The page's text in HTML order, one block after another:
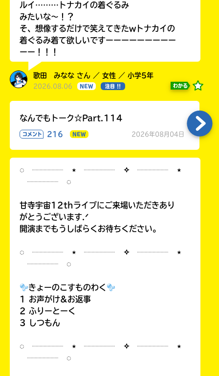
ルイ………トナカイの着ぐるみ
みたいな〜！？
そ、想像するだけで笑えてきたwトナカイの
着ぐるみ着て欲しいですーーーーーーーーー
ーー！！！
歌田 みなな さん ／ 女性 ／ 小学5年
2026.08.06 NEW 注目 !! わかる
なんでもトーク☆Part.114
コメント 216 NEW 2026年08月04日
◌ ┈┈┈┈ ⋆ ┈┈┈┈ ✧ ┈┈┈┈ ⋆
┈┈┈┈ ◌
甘寺宇宙12thライブにご来場いただきあり
がとうございます.ᐟ
開演までもうしばらくお待ちください。
◌ ┈┈┈┈ ⋆ ┈┈┈┈ ✧ ┈┈┈┈ ⋆
┈┈┈┈ ◌
きょーのこすものわく
1 お声がけ&お返事
2 ふりーとーく
3 しつもん
◌ ┈┈┈┈ ⋆ ┈┈┈┈ ✧ ┈┈┈┈ ⋆
┈┈┈┈ ◌